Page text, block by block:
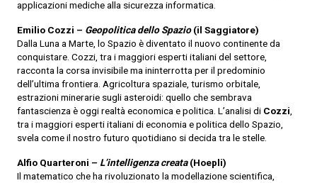
applicazioni mediche alla sicurezza informatica.
Emilio Cozzi – Geopolitica dello Spazio(il Saggiatore)
Dalla Luna a Marte, lo Spazio è diventato il nuovo continente da
conquistare. Cozzi, tra i maggiori esperti italiani del settore,
racconta la corsa invisibile ma ininterrotta per il predominio
dell’ultima frontiera. Agricoltura spaziale, turismo orbitale,
estrazioni minerarie sugli asteroidi: quello che sembrava
fantascienza è oggi realtà economica e politica. L’analisi di Cozzi,
tra i maggiori esperti italiani di economia e politica dello Spazio,
svela come il nostro futuro quotidiano si decida tra le stelle.
Alfio Quarteroni – L’intelligenza creata(Hoepli)
Il matematico che ha rivoluzionato la modellazione scientifica,